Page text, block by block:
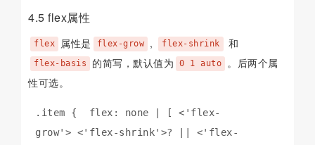
4.5 flex属性
flex 属性是 flex-grow , flex-shrink 和
flex-basis 的简写，默认值为 0 1 auto
。后两个属
性可选。
.item {  flex: none | [ <'flex-
grow'> <'flex-shrink'>? || <'flex-